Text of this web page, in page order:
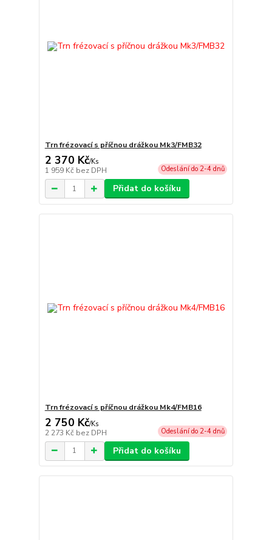
Trn frézovací s příčnou drážkou Mk3/FMB32
2 370 Kč/Ks
1 959 Kč bez DPH Odeslání do 2-4 dnů
Přidat do košíku
Trn frézovací s příčnou drážkou Mk4/FMB16
2 750 Kč/Ks
2 273 Kč bez DPH Odeslání do 2-4 dnů
Přidat do košíku